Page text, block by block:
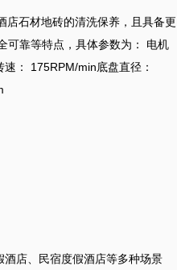
店石材地砖的清洗保养，且具备更
可靠等特点，具体参数为： 电机
： 175RPM/min底盘直径：
店、民宿度假酒店等多种场景